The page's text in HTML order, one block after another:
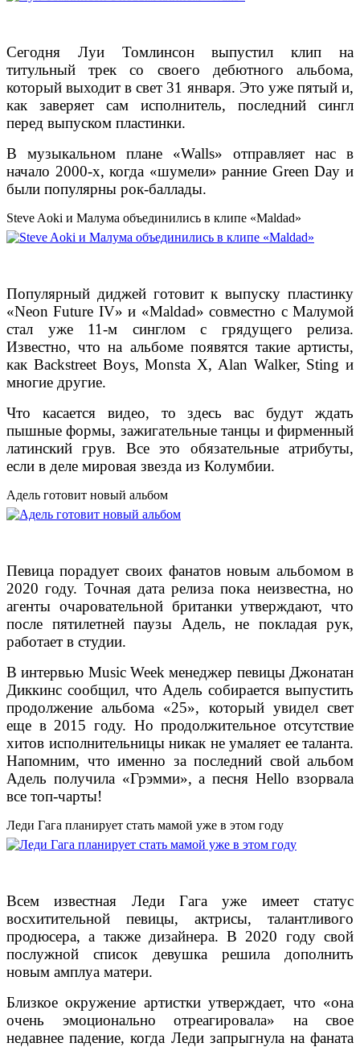
Сегодня Луи Томлинсон выпустил клип на
титульный трек со своего дебютного альбома,
который выходит в свет 31 января. Это уже пятый и,
как заверяет сам исполнитель, последний сингл
перед выпуском пластинки.
В музыкальном плане «Walls» отправляет нас в
начало 2000-х, когда «шумели» ранние Green Day и
были популярны рок-баллады.
Steve Aoki и Малума объединились в клипе «Maldad»
Популярный диджей готовит к выпуску пластинку
«Neon Future IV» и «Maldad» совместно с Малумой
стал уже 11-м синглом с грядущего релиза.
Известно, что на альбоме появятся такие артисты,
как Backstreet Boys, Monsta X, Alan Walker, Sting и
многие другие.
Что касается видео, то здесь вас будут ждать
пышные формы, зажигательные танцы и фирменный
латинский грув. Все это обязательные атрибуты,
если в деле мировая звезда из Колумбии.
Адель готовит новый альбом
Певица порадует своих фанатов новым альбомом в
2020 году. Точная дата релиза пока неизвестна, но
агенты очаровательной британки утверждают, что
после пятилетней паузы Адель, не покладая рук,
работает в студии.
В интервью Music Week менеджер певицы Джонатан
Диккинс сообщил, что Адель собирается выпустить
продолжение альбома «25», который увидел свет
еще в 2015 году. Но продолжительное отсутствие
хитов исполнительницы никак не умаляет ее таланта.
Напомним, что именно за последний свой альбом
Адель получила «Грэмми», а песня Hello взорвала
все топ-чарты!
Леди Гага планирует стать мамой уже в этом году
Всем известная Леди Гага уже имеет статус
восхитительной певицы, актрисы, талантливого
продюсера, а также дизайнера. В 2020 году свой
послужной список девушка решила дополнить
новым амплуа матери.
Близкое окружение артистки утверждает, что «она
очень эмоционально отреагировала» на свое
недавнее падение, когда Леди запрыгнула на фаната